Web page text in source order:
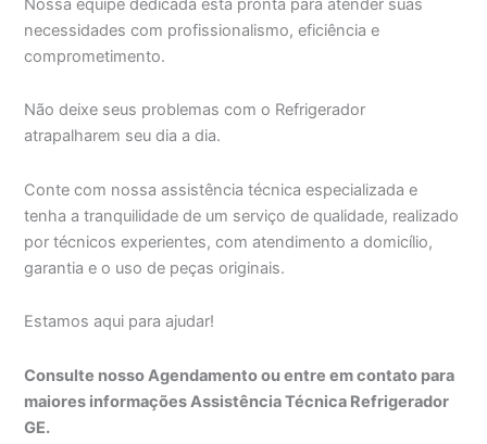
Nossa equipe dedicada está pronta para atender suas
necessidades com profissionalismo, eficiência e
comprometimento.
Não deixe seus problemas com o Refrigerador
atrapalharem seu dia a dia.
Conte com nossa assistência técnica especializada e
tenha a tranquilidade de um serviço de qualidade, realizado
por técnicos experientes, com atendimento a domicílio,
garantia e o uso de peças originais.
Estamos aqui para ajudar!
Consulte nosso Agendamento ou entre em contato para
maiores informações Assistência Técnica Refrigerador
GE.